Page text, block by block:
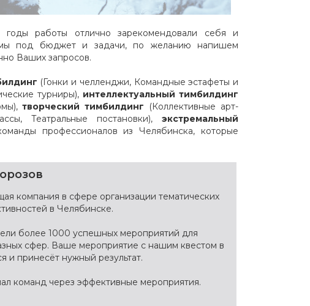
работы отлично зарекомендовали себя и
под бюджет и задачи, по желанию напишем
Ваших запросов.
(Гонки и челленджи, Командные эстафеты и
турниры), интеллектуальный тимбилдинг
творческий тимбилдинг (Коллективные арт-
Театральные постановки), экстремальный
профессионалов из Челябинска, которые
компания в сфере организации тематических
в Челябинске.
более 1000 успешных мероприятий для
сфер. Ваше мероприятие с нашим квестом в
и принесёт нужный результат.
команд через эффективные мероприятия.